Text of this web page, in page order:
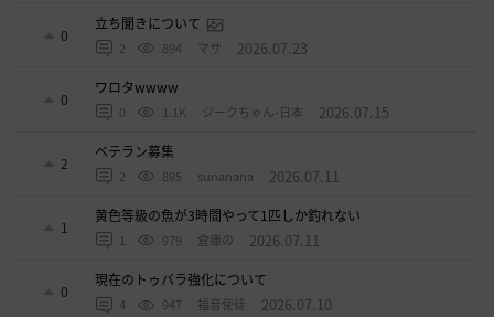
0
立ち聞きについて
2 894 マサ 2026.07.23
0
ワロタwwww
0 1.1K ジークちゃん-日本 2026.07.15
2
ベテラン募集
2 895 sunanana 2026.07.11
1
黄色等級の魚が3時間やって1匹しか釣れない
1 979 倉庫の 2026.07.11
0
現在のトゥバラ強化について
4 947 福音使徒 2026.07.10